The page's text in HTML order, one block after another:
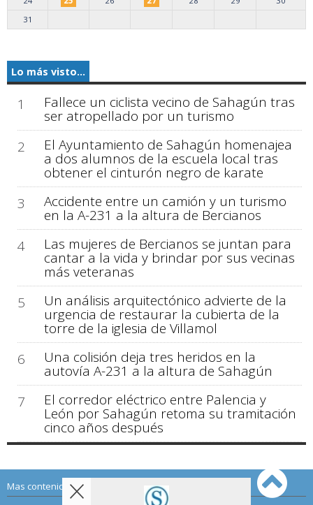
31
Lo más visto...
1 Fallece un ciclista vecino de Sahagún tras
ser atropellado por un turismo
2
El Ayuntamiento de Sahagún homenajea
a dos alumnos de la escuela local tras
obtener el cinturón negro de karate
3
Accidente entre un camión y un turismo
en la A-231 a la altura de Bercianos
4
Las mujeres de Bercianos se juntan para
cantar a la vida y brindar por sus vecinas
más veteranas
5
Un análisis arquitectónico advierte de la
urgencia de restaurar la cubierta de la
torre de la iglesia de Villamol
6
Una colisión deja tres heridos en la
autovía A-231 a la altura de Sahagún
7
El corredor eléctrico entre Palencia y
León por Sahagún retoma su tramitación
cinco años después
Mas contenido de Sahagún Digital: